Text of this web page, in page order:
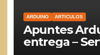
ARDUINO ARTICULOS
Apuntes
entrega –